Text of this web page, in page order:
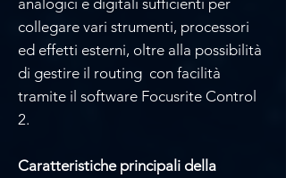
collegare vari strumenti, processori
ed effetti esterni, oltre alla possibilità
di gestire il routing con facilità
tramite il software Focusrite Control
2.
Caratteristiche principali della